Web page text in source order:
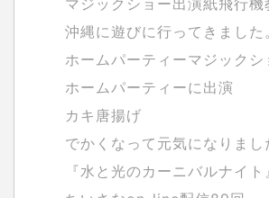
マジックショー出演紙飛行機
沖縄に遊びに行ってきました
ホームパーティーマジックシ
ホームパーティーに出演
カキ唐揚げ
でかくなって元気になりまし
『水と光のカーニバルナイ